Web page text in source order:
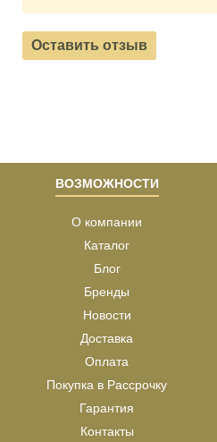
Оставить отзыв
ВОЗМОЖНОСТИ
О компании
Каталог
Блог
Бренды
Новости
Доставка
Оплата
Покупка в Рассрочку
Гарантия
Контакты